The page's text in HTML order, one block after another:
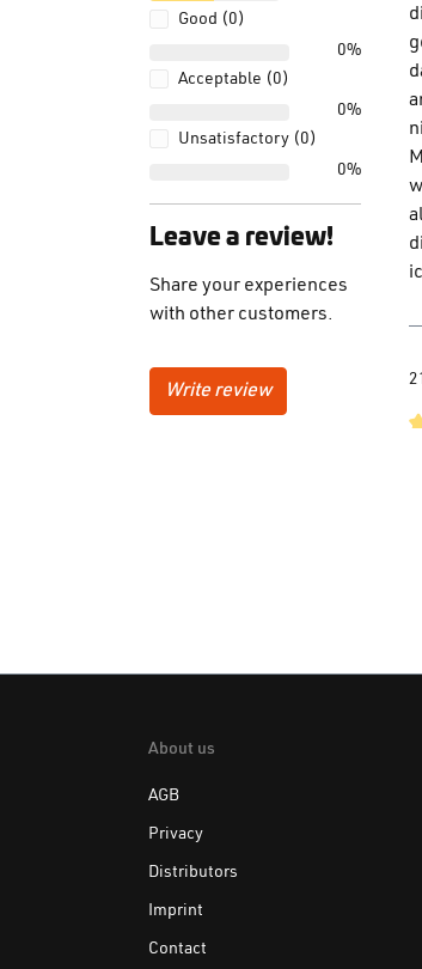
Good (0)
0%
Acceptable (0)
0%
Unsatisfactory (0)
0%
Leave a review!
Share your experiences
with other customers.
Write review
About us
AGB
Privacy
Distributors
Imprint
Contact